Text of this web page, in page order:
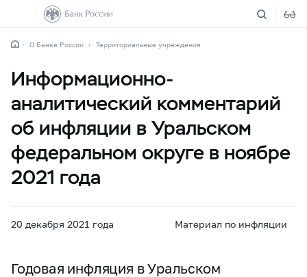
О Банке России Территориальные учреждения
Информационно-
аналитический комментарий
об инфляции в Уральском
федеральном округе в ноябре
2021 года
20 декабря 2021 года Материал по инфляции
Годовая инфляция в Уральском